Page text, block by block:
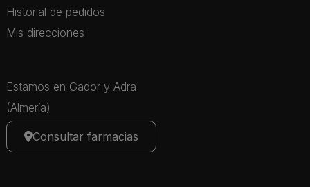
Historial de pedidos
Mis direcciones
Estamos en Gador y Adra
(Almería)
Consultar farmacias